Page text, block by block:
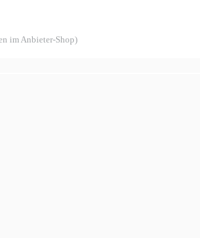
im Anbieter-Shop)